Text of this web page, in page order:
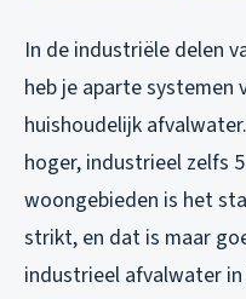
In de industriële delen
heb je aparte systemen
huishoudelijk
hoger, industrieel zelfs
woongebieden is het
strikt, en dat is maar
industrieel afvalwater